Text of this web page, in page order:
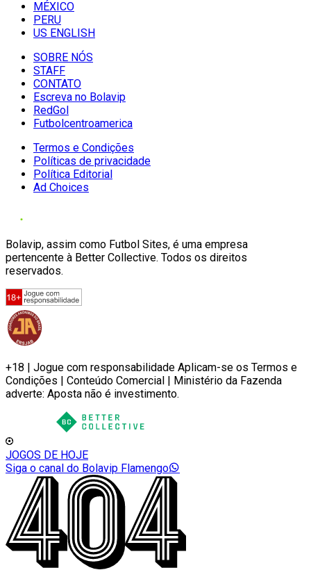
MÉXICO
PERU
US ENGLISH
SOBRE NÓS
STAFF
CONTATO
Escreva no Bolavip
RedGol
Futbolcentroamerica
Termos e Condições
Políticas de privacidade
Política Editorial
Ad Choices
Bolavip, assim como Futbol Sites, é uma empresa
pertencente à Better Collective. Todos os direitos
reservados.
+18 | Jogue com responsabilidade Aplicam-se os Termos e
Condições | Conteúdo Comercial | Ministério da Fazenda
adverte: Aposta não é investimento.
JOGOS DE HOJE
Siga o canal do Bolavip Flamengo